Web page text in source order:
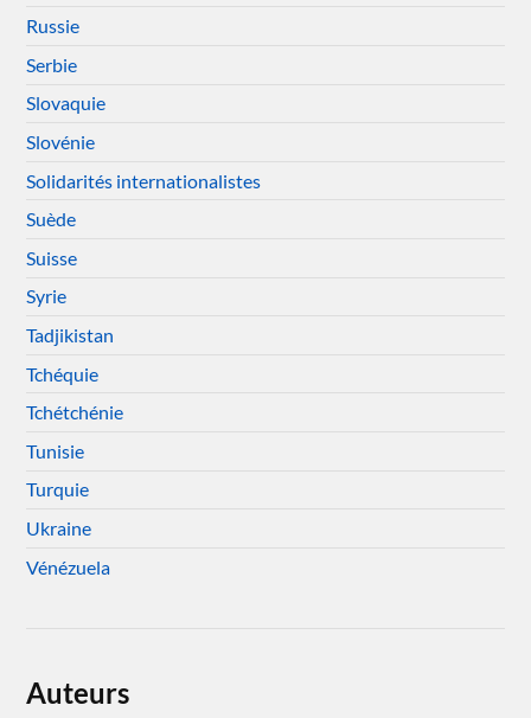
Russie
Serbie
Slovaquie
Slovénie
Solidarités internationalistes
Suède
Suisse
Syrie
Tadjikistan
Tchéquie
Tchétchénie
Tunisie
Turquie
Ukraine
Vénézuela
Auteurs